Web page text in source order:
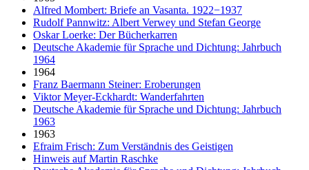
Alfred Mombert: Briefe an Vasanta. 1922−1937
Rudolf Pannwitz: Albert Verwey und Stefan George
Oskar Loerke: Der Bücherkarren
Deutsche Akademie für Sprache und Dichtung: Jahrbuch
1964
1964
Franz Baermann Steiner: Eroberungen
Viktor Meyer-Eckhardt: Wanderfahrten
Deutsche Akademie für Sprache und Dichtung: Jahrbuch
1963
1963
Efraim Frisch: Zum Verständnis des Geistigen
Hinweis auf Martin Raschke